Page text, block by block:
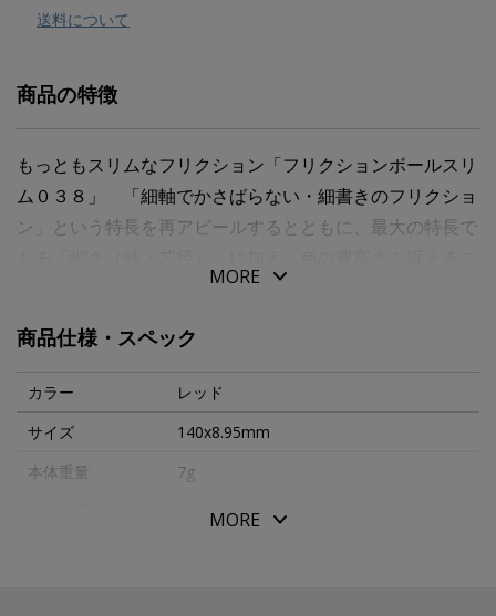
送料について
商品の特徴
もっともスリムなフリクション「フリクションボールスリ
ム０３８」 「細軸でかさばらない・細書きのフリクショ
ン」という特長を再アピールするとともに、最大の特長で
とで、「細かく書く・気軽に楽しんで使う」学生層にアピ
MORE
商品仕様・スペック
カラー
レッド
サイズ
140x8.95mm
本体重量
7g
MORE